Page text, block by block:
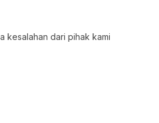
kesalahan dari pihak kami